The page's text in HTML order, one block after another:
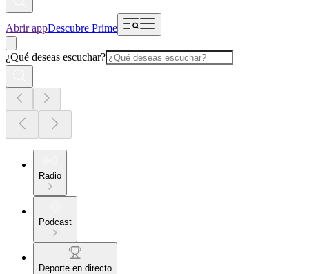
Abrir appDescubre Prime
¿Qué deseas escuchar?
Radio
Podcast
Deporte en directo